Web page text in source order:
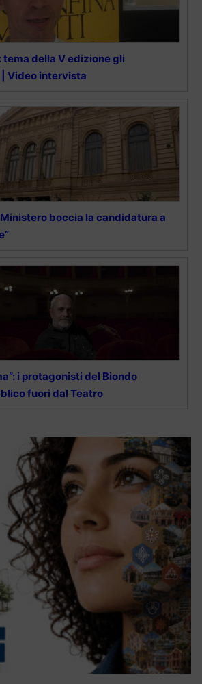
della V edizione gli
| Video intervista
boccia la candidatura a
i protagonisti del Biondo
fuori dal Teatro